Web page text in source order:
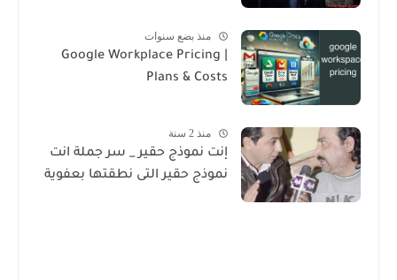
منذ بضع سنوات
Google Workplace Pricing |
Plans & Costs
منذ 2 سنة
إنت نموذج حقير _ سر جملة انت
نموذج حقير التى نطقتها بعفوية